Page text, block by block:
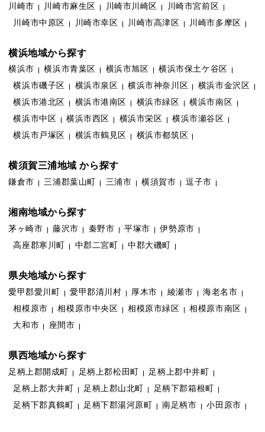
川崎市 川崎市麻生区 川崎市川崎区
川崎市宮前区
川崎市中原区
川崎市幸区 川崎市高津区 川崎市多摩区
横浜地域から探す
横浜市 横浜市青葉区 横浜市旭区
横浜市保土ケ谷区
横浜市磯子区
横浜市泉区 横浜市神奈川区
横浜市金沢区
横浜市港北区
横浜市港南区 横浜市緑区
横浜市南区
横浜市中区
横浜市西区 横浜市栄区
横浜市瀬谷区
横浜市戸塚区
横浜市鶴見区 横浜市都筑区
横須賀三浦地域 から探す
鎌倉市 三浦郡葉山町 三浦市 横須賀市 逗子市
湘南地域から探す
茅ヶ崎市 藤沢市 秦野市 平塚市
伊勢原市
高座郡寒川町
中郡二宮町 中郡大磯町
県央地域から探す
愛甲郡愛川町 愛甲郡清川村 厚木市 綾瀬市
海老名市
相模原市
相模原市中央区 相模原市緑区
相模原市南区
大和市
座間市
県西地域から探す
足柄上郡開成町 足柄上郡松田町
足柄上郡中井町
足柄上郡大井町
足柄上郡山北町
足柄下郡箱根町
足柄下郡真鶴町
足柄下郡湯河原町 南足柄市 小田原市